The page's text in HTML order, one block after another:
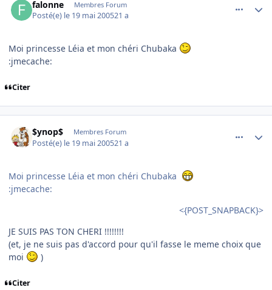
falonne Membres Forum
Posté(e) le 19 mai 200521 a
Moi princesse Léia et mon chéri Chubaka
:jmecache:
Citer
$ynop$ Membres Forum
Posté(e) le 19 mai 200521 a
Moi princesse Léia et mon chéri Chubaka
:jmecache:
<{POST_SNAPBACK}>
JE SUIS PAS TON CHERI !!!!!!!!
(et, je ne suis pas d'accord pour qu'il fasse le meme choix que
moi
)
Citer